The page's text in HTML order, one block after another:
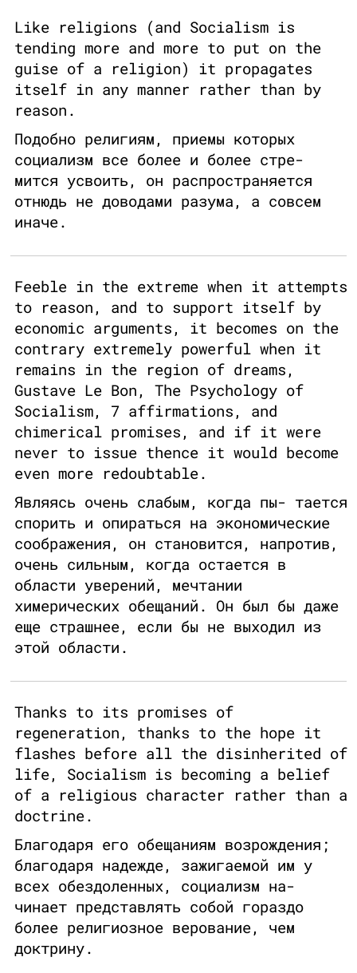
Like religions (and Socialism is
tending more and more to put on the
guise of a religion) it propagates
itself in any manner rather than by
reason.
Подобно религиям, приемы которых
социализм все более и более стре-
мится усвоить, он распространяется
отнюдь не доводами разума, а совсем
иначе.
Feeble in the extreme when it attempts
to reason, and to support itself by
economic arguments, it becomes on the
contrary extremely powerful when it
remains in the region of dreams,
Gustave Le Bon, The Psychology of
Socialism, 7 affirmations, and
chimerical promises, and if it were
never to issue thence it would become
even more redoubtable.
Являясь очень слабым, когда пы- тается
спорить и опираться на экономические
соображения, он становится, напротив,
очень сильным, когда остается в
области уверений, мечтании
химерических обещаний. Он был бы даже
еще страшнее, если бы не выходил из
этой области.
Thanks to its promises of
regeneration, thanks to the hope it
flashes before all the disinherited of
life, Socialism is becoming a belief
of a religious character rather than a
doctrine.
Благодаря его обещаниям возрождения;
благодаря надежде, зажигаемой им у
всех обездоленных, социализм на-
чинает представлять собой гораздо
более религиозное верование, чем
доктрину.